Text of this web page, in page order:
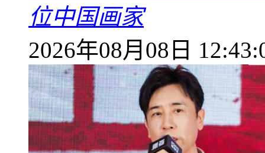
位中国画家
2026年08月08日